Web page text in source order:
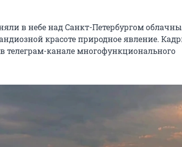
в небе над Санкт-Петербургом
красоте природное явление.
телеграм-канале многофункционального